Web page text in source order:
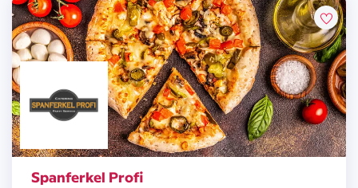
Spanferkel Profi